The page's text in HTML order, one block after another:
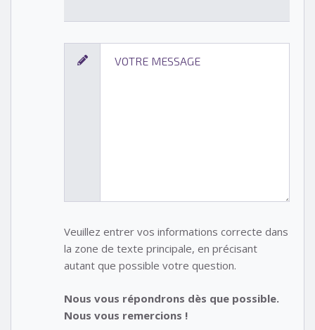
Veuillez entrer vos informations correcte dans
la zone de texte principale, en précisant
autant que possible votre question.
Nous vous répondrons dès que possible.
Nous vous remercions !